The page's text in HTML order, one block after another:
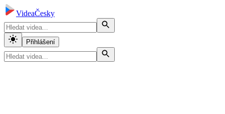
VideaČesky
Přihlášení